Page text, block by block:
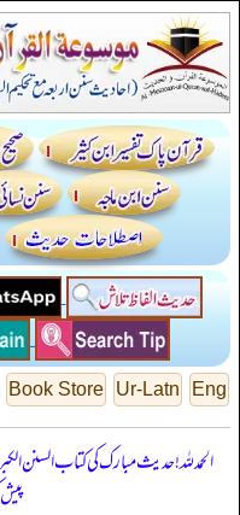
Eng
Ur-Latn
Book Store
الحمدللہ! حدیث مبارک کی کتاب السنن